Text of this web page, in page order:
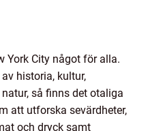
York City något för alla.
historia, kultur,
så finns det otaliga
att utforska sevärdheter,
och dryck samt